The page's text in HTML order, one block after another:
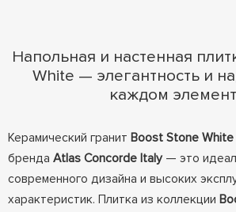
Напольная и настенная
White — элегантность и
каждом
Керамический гранит Boost Stone White
бренда Atlas Concorde Italy— это
современного дизайна и высоких
характеристик. Плитка из коллекции